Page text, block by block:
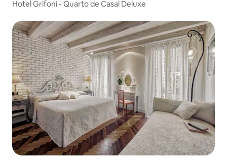
Hotel Grifoni - Quarto de Casal Deluxe